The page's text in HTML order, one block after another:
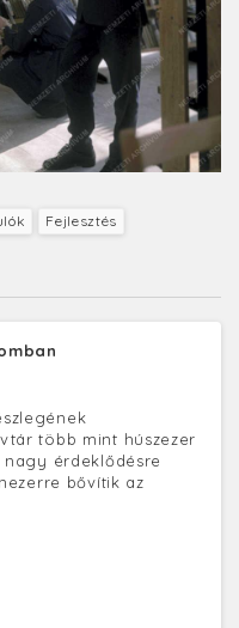
Fejlesztés
több mint húszezer
érdeklődésre
bővítik az